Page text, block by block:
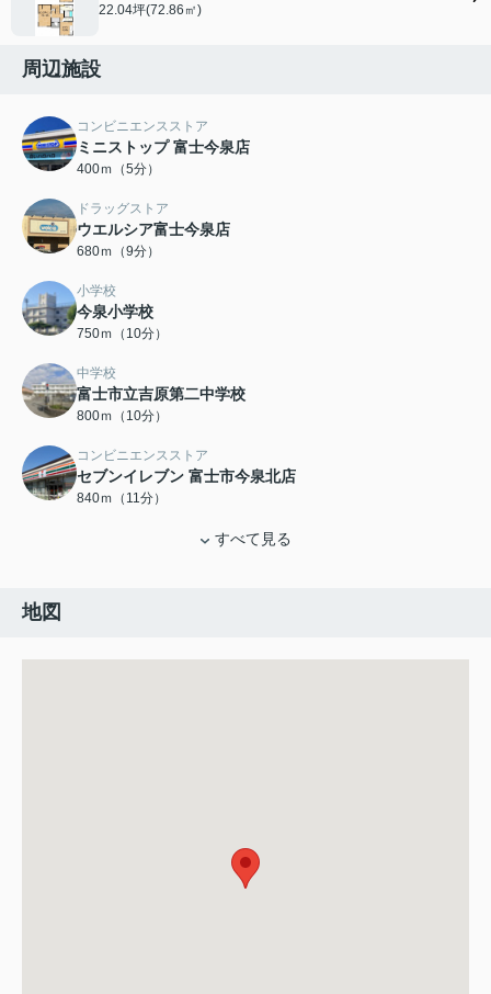
22.04坪(72.86㎡)
周辺施設
コンビニエンスストア
ミニストップ 富士今泉店
400ｍ（5分）
ドラッグストア
ウエルシア富士今泉店
680ｍ（9分）
小学校
今泉小学校
750ｍ（10分）
中学校
富士市立吉原第二中学校
800ｍ（10分）
コンビニエンスストア
セブンイレブン 富士市今泉北店
840ｍ（11分）
すべて見る
地図